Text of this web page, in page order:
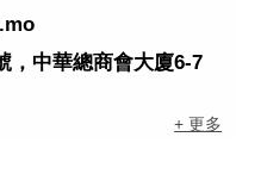
，中華總商會大廈6-7
+ 更多